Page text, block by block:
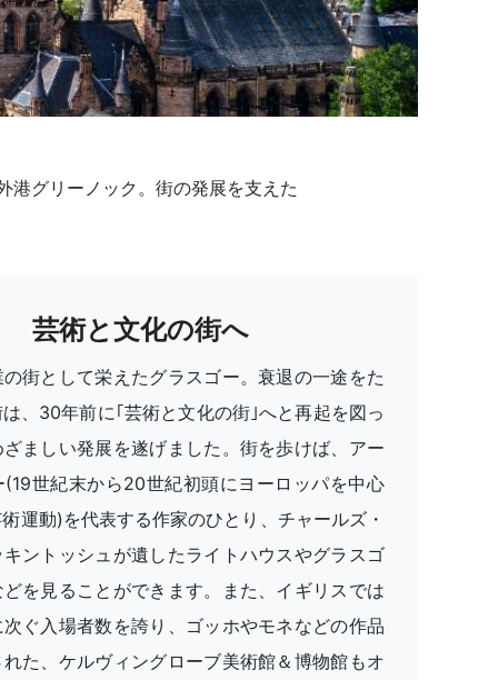
港グリーノック。街の発展を支えた
芸術と文化の街へ
街として栄えたグラスゴー。衰退の一途をた
、30年前に｢芸術と文化の街｣へと再起を図っ
ましい発展を遂げました。街を歩けば、アー
世紀末から20世紀初頭にヨーロッパを中心
運動)を代表する作家のひとり、チャールズ・
ントッシュが遺したライトハウスやグラスゴ
を見ることができます。また、イギリスでは
ぐ入場者数を誇り、ゴッホやモネなどの作品
た、ケルヴィングローブ美術館＆博物館もオ